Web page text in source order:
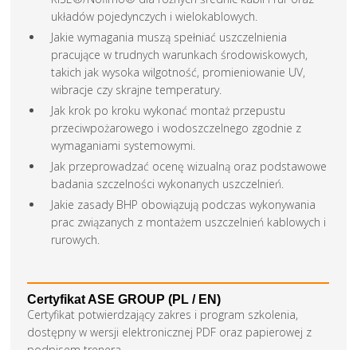
układów pojedynczych i wielokablowych.
Jakie wymagania muszą spełniać uszczelnienia
pracujące w trudnych warunkach środowiskowych,
takich jak wysoka wilgotność, promieniowanie UV,
wibracje czy skrajne temperatury.
Jak krok po kroku wykonać montaż przepustu
przeciwpożarowego i wodoszczelnego zgodnie z
wymaganiami systemowymi.
Jak przeprowadzać ocenę wizualną oraz podstawowe
badania szczelności wykonanych uszczelnień.
Jakie zasady BHP obowiązują podczas wykonywania
prac związanych z montażem uszczelnień kablowych i
rurowych.
Certyfikat ASE GROUP (PL / EN)
Certyfikat potwierdzający zakres i program szkolenia,
dostępny w wersji elektronicznej PDF oraz papierowej z